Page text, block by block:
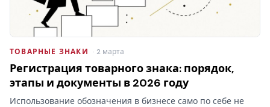
ТОВАРНЫЕ ЗНАКИ · 2 марта
Регистрация товарного знака: порядок,
этапы и документы в 2026 году
Использование обозначения в бизнесе само по себе не